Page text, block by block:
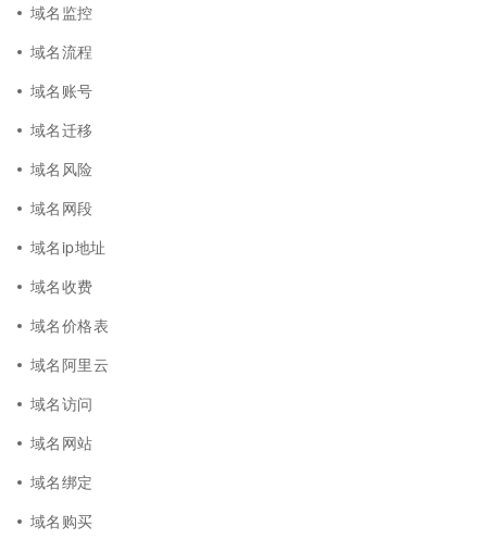
域名监控
域名流程
域名账号
域名迁移
域名风险
域名网段
域名ip地址
域名收费
域名价格表
域名阿里云
域名访问
域名网站
域名绑定
域名购买